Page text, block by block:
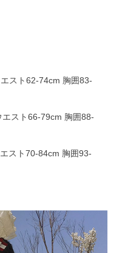
スト62-74cm 胸囲83-
スト66-79cm 胸囲88-
スト70-84cm 胸囲93-